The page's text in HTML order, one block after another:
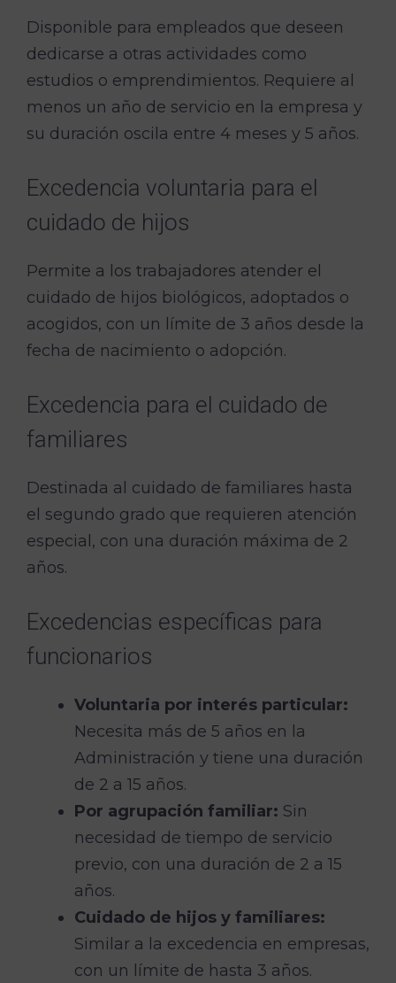
Disponible para empleados que deseen
dedicarse a otras actividades como
estudios o emprendimientos. Requiere al
menos un año de servicio en la empresa y
su duración oscila entre 4 meses y 5 años.
Excedencia voluntaria para el
cuidado de hijos
Permite a los trabajadores atender el
cuidado de hijos biológicos, adoptados o
acogidos, con un límite de 3 años desde la
fecha de nacimiento o adopción.
Excedencia para el cuidado de
familiares
Destinada al cuidado de familiares hasta
el segundo grado que requieren atención
especial, con una duración máxima de 2
años.
Excedencias específicas para
funcionarios
Voluntaria por interés particular:
Necesita más de 5 años en la
Administración y tiene una duración
de 2 a 15 años.
Por agrupación familiar: Sin
necesidad de tiempo de servicio
previo, con una duración de 2 a 15
años.
Cuidado de hijos y familiares:
Similar a la excedencia en empresas,
con un límite de hasta 3 años.